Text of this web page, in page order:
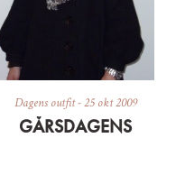
Dagens outfit-25 okt 2009
GÅRSDAGENS